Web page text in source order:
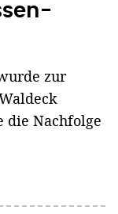
zur
die Nachfolge